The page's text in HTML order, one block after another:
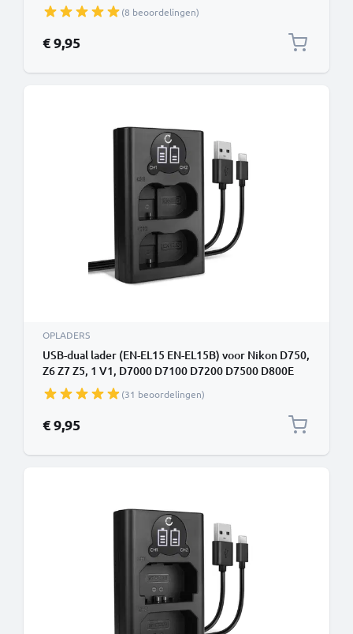
D5600 Df Coolpix P7000 P7100 P7800 + 1m + USB
Kabel van CELLONIC
(8 beoordelingen)
€ 9,95
OPLADERS
USB-dual lader (EN-EL15 EN-EL15B) voor Nikon D750,
Z6 Z7 Z5, 1 V1, D7000 D7100 D7200 D7500 D800E
D810A D850 D600 D610 + 1m + USB Kabel van
CELLONIC
(31 beoordelingen)
€ 9,95